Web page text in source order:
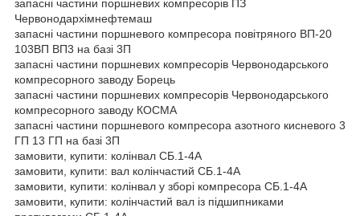
запасні частини поршневих компресорів ПЗ
Червонодархімнефтемаш
запасні частини поршневого компресора повітряного ВП-20
103ВП ВП3 на базі 3П
запасні частини поршневих компресорів Червонодарського
компресорного заводу Борець
запасні частини поршневих компресорів Червонодарського
компресорного заводу КОСМА
запасні частини поршневого компресора азотного кисневого 3
ГП 13 ГП на базі 3П
замовити, купити: колінвал СБ.1-4А
замовити, купити: вал колінчастий СБ.1-4А
замовити, купити: колінвал у зборі компресора СБ.1-4А
замовити, купити: колінчастий вал із підшипниками